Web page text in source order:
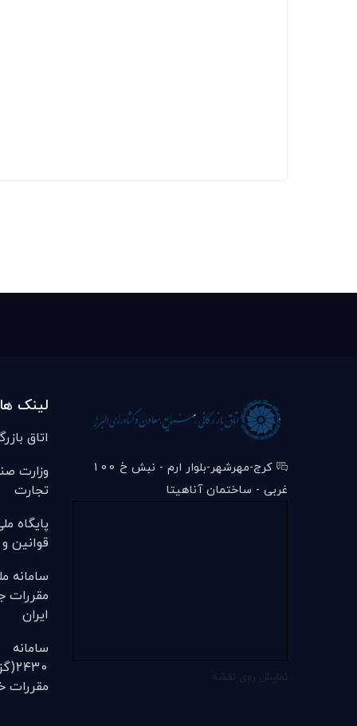
کرج-مهرشهر-بلوار ارم - نبش خ 100
غربی - ساختمان آناهیتا
لینک
اتاق
وزارت
تجارت
پایگاه
قوانین
سامانه
مقررات
ایران
سامانه
مقررات